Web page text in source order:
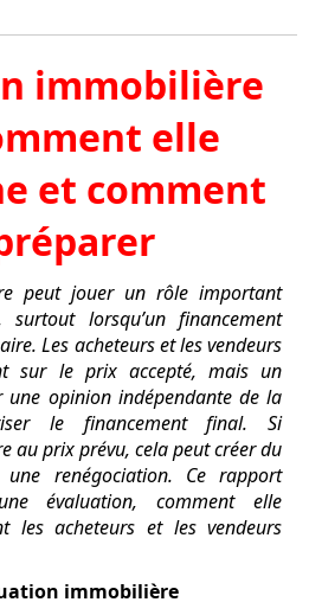
immobilière
elle
et comment
peut jouer un rôle important
lorsqu’un financement
Les acheteurs et les vendeurs
sur le prix accepté, mais un
une opinion indépendante de la
le financement final. Si
au prix prévu, cela peut créer du
renégociation. Ce rapport
évaluation, comment elle
les acheteurs et les vendeurs
immobilière